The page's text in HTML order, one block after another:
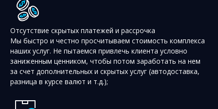
Отсутствие скрытых платежей и рассрочка
Мы быстро и честно просчитываем стоимость комплекса
наших услуг. Не пытаемся привлечь клиента условно
заниженным ценником, чтобы потом заработать на нем
за счет дополнительных и скрытых услуг (автодоставка,
разница в курсе валют и т.д.);